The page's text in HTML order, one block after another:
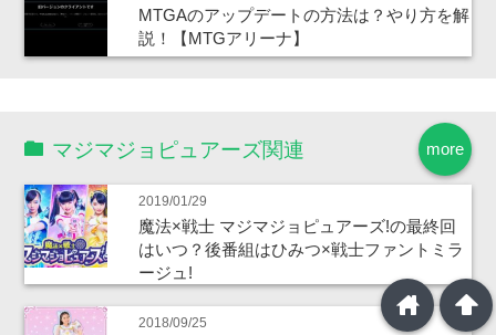
MTGAのアップデートの方法は？やり方を解
説！【MTGアリーナ】
more
マジマジョピュアーズ関連
2019/01/29
魔法×戦士 マジマジョピュアーズ!の最終回
はいつ？後番組はひみつ×戦士ファントミラ
ージュ!
2018/09/25
arrowup
home